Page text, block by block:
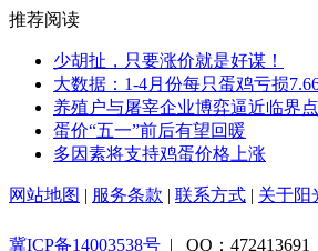
推荐阅读
少胡扯，只要涨价就是好谋！
大数据：1-4月份每只蛋鸡亏损7.66
养殖户与屠宰企业博弈逼近临界点
蛋价“五一”前后有望回暖
多因素将支持鸡蛋价格上涨
网站地图 | 服务条款 | 联系方式 | 关于阳
冀ICP备14003538号 | QQ：